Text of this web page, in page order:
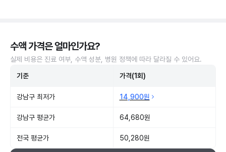
수액 가격은 얼마인가요?
실제 비용은 진료 여부, 수액 성분, 병원 정책에 따라 달라질 수 있어요.
기준 가격(1회)
강남구 최저가 14,900원
강남구 평균가 64,680원
전국 평균가 50,280원